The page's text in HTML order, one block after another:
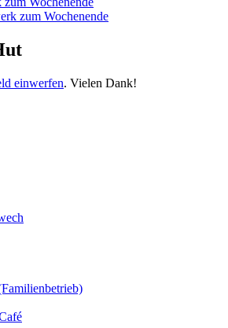
zum Wochenende
einwerfen. Vielen Dank!